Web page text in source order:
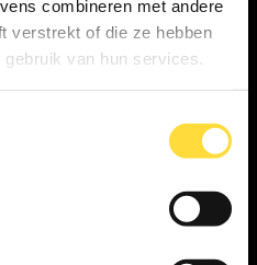
combineren met andere
verstrekt of die ze hebben
van hun services.